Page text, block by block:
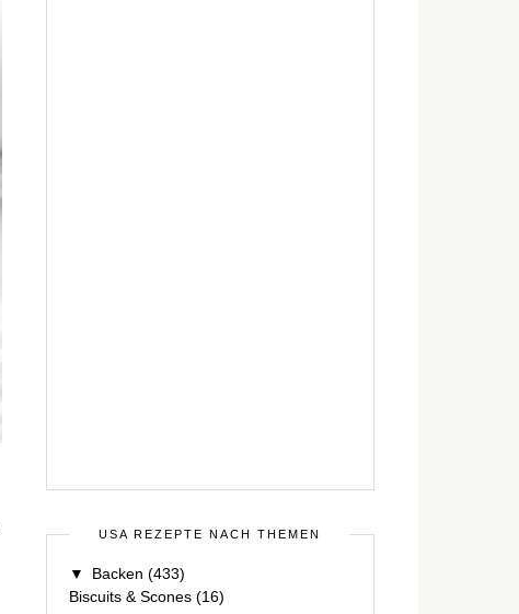
USA REZEPTE NACH THEMEN
▼ Backen (433)
Biscuits & Scones (16)